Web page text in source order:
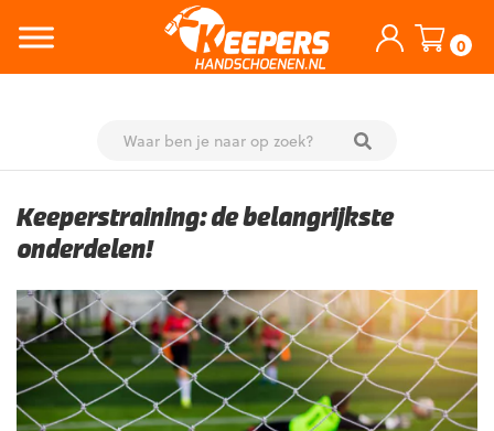
0
content
Keeperstraining: de belangrijkste
onderdelen!